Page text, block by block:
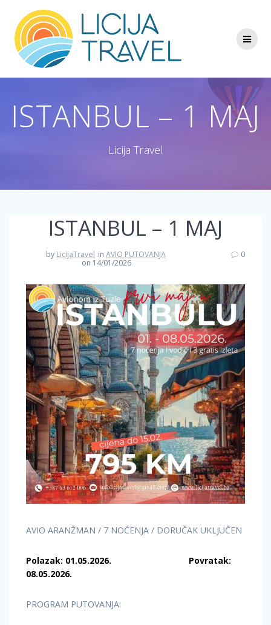
to
content
ISTANBUL – 1 MAJ
Licija Travel
ISTANBUL – 1 MAJ
by LicijaTravel in AVIO PUTOVANJA
on 14/01/2026
0
AVIO ARANŽMAN / 7 NOĆENJA / DORUČAK UKLJUČEN
Polazak: 01.05.2026. Povratak:
08.05.2026.
PROGRAM PUTOVANJA: